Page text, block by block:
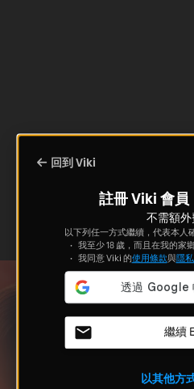
回到 Viki
註冊 Viki 會員
不需額外
以下列任一方式繼續，代表本人
我至少 18 歲，而且在我的家
我同意 Viki 的使用條款與隱
繼續
以其他方